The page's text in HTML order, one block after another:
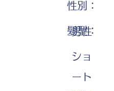
性別：
男性
髪型：
ショ
ート